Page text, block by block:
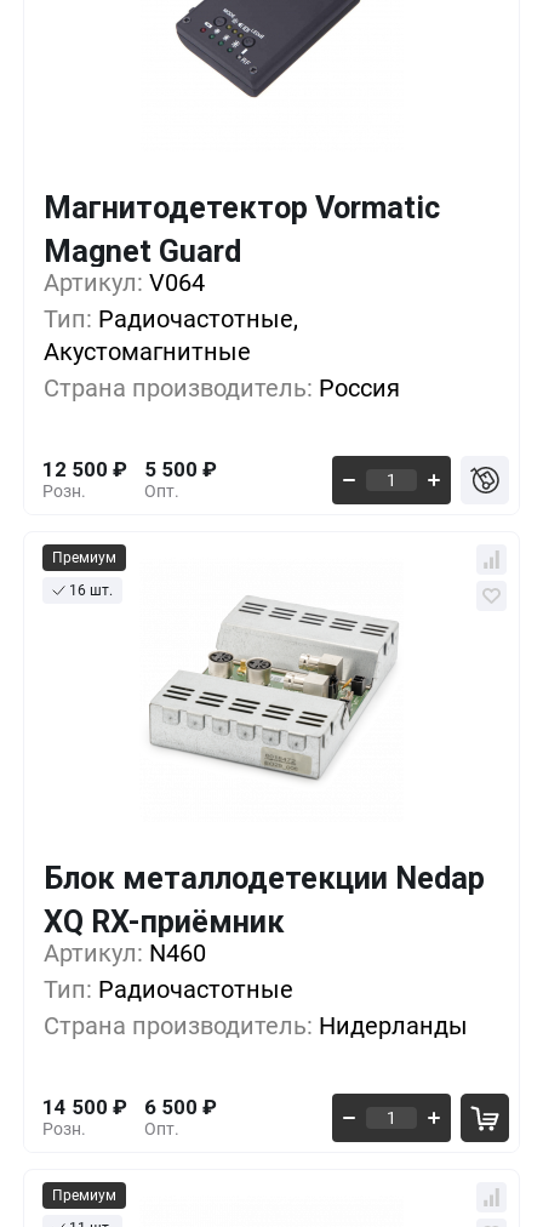
Магнитодетектор Vormatic
Magnet Guard
Артикул: V064
Тип: Радиочастотные,
Акустомагнитные
Страна производитель: Россия
Розн.
12 500 ₽
Опт.
5 500 ₽
Кол-во Выгода
1+ 0%
5+ -24%
10+ -40%
Премиум
16 шт.
Блок металлодетекции Nedap
XQ RX-приёмник
Артикул: N460
Тип: Радиочастотные
Страна производитель: Нидерланды
Розн.
14 500 ₽
Опт.
6 500 ₽
1+ 0%
5+ -20%
10+ -41% 8 500
Премиум